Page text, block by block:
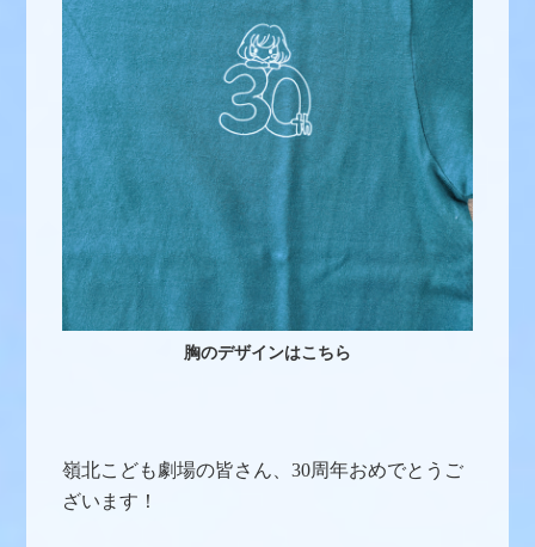
胸のデザインはこちら
嶺北こども劇場の皆さん、30周年おめでとうご
ざいます！